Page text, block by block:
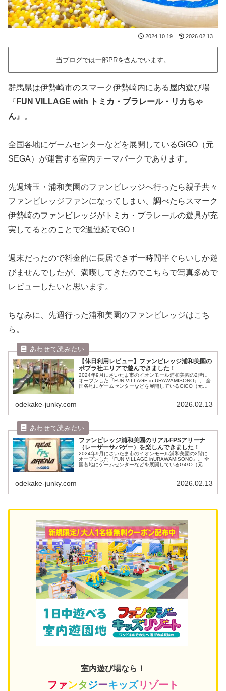
2024.10.19 2026.02.13
当ブログでは一部PRを含んでいます。
群馬県は伊勢崎市のスマーク伊勢崎内にある屋内遊び場
『 FUN VILLAGE with トミカ・プラレール・リカちゃ
ん 』。
全国各地にゲームセンターなどを展開しているGiGO（元
SEGA）が運営する室内テーマパークであります。
先週埼玉・浦和美園のファンビレッジへ行ったら親子共々
ファンビレッジファンになってしまい、調べたらスマーク
伊勢崎のファンビレッジがトミカ・プラレールの遊具が充
実してるとのことで2週連続でGO！
週末だったので料金的に長居できず一時間半ぐらいしか遊
びませんでしたが、満喫してきたのでこちらで写真多めで
レビューしたいと思います。
ちなみに、先週行った浦和美園のファンビレッジはこち
ら。
【休日利用レビュー】ファンビレッジ浦和美園の
ポプラ社エリアで遊んできました！
2024年9月にさいたま市のイオンモール浦和美園の2階に
オープンした『FUN VILLAGE in URAWAMISONO』。 全
国各地にゲームセンターなどを展開しているGiGO（元
odekake-junky.com 2026.02.13
ファンビレッジ浦和美園のリアルFPSアリーナ
（レーザーサバゲー）を楽しんできました！
2024年9月にさいたま市のイオンモール浦和美園の2階に
オープンした『FUN VILLAGE inURAWAMISONO』。 全
国各地にゲームセンターなどを展開しているGiGO（元
odekake-junky.com 2026.02.13
室内遊び場なら！
ファンタジーキッズリゾート